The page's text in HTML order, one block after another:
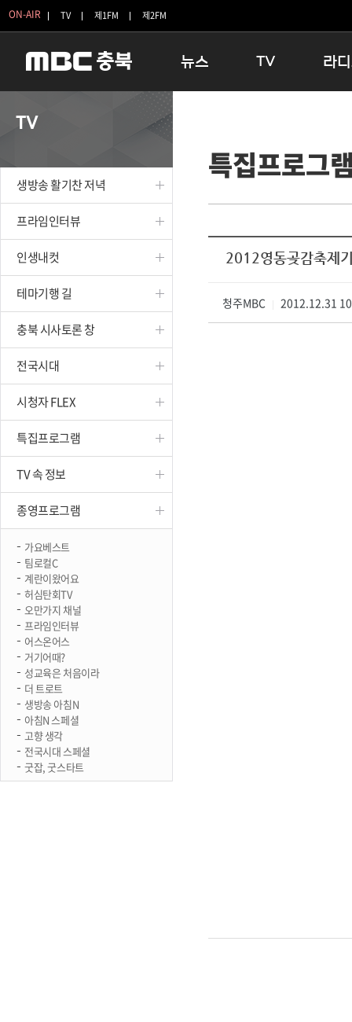
ON-AIR TV 제1FM 제2FM
뉴스
보은
옥천
TV
인생내컷
테마기행 길
시청자 FLEX
특집프로그램
종영프로그램
라
16:00 완
우리 고
TV
생방송 활기찬 저녁
프라임인터뷰
인생내컷
테마기행 길
충북 시사토론 창
전국시대
시청자 FLEX
특집프로그램
TV 속 정보
종영프로그램
가요베스트
팀로컬C
계란이왔어요
허심탄회TV
오만가지 채널
프라임인터뷰
어스온어스
거기어때?
성교육은 처음이라
더 트로트
생방송 아침N
아침N 스페셜
고향 생각
전국시대 스페셜
굿잡, 굿스타트
특집프로그
2012영동곶감축제
청주MBC 2012.12.31